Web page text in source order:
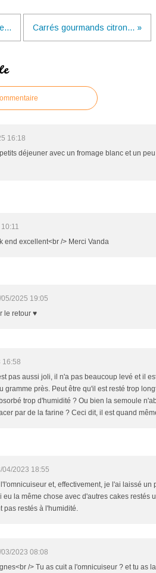
Carrés gourmands citron... »
16:18
déjeuner avec un fromage blanc et un
end excellent<br /> Merci Vanda
2025 19:05
le retour ♥
16:58
pas aussi joli, il n'a pas beaucoup levé et il
gramme près. Peut être qu'il est resté trop
trop d'humidité ? Ou bien la semoule
par de la farine ? Ceci dit, il est quand
04/2023 18:55
et, effectivement, je l'ai laissé un
eu la même chose avec d'autres cakes restés
pas restés à l'humidité.
03/2023 08:08
/> Tu as cuit a l'omnicuiseur ? et tu as